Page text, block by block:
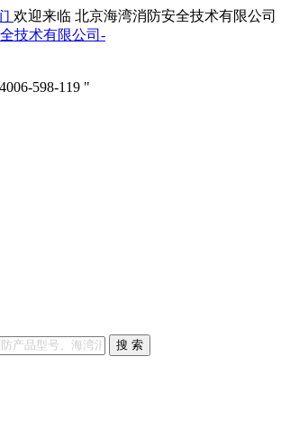
欢迎来临 北京海湾消防安全技术有限公司
4006-598-119
搜 索